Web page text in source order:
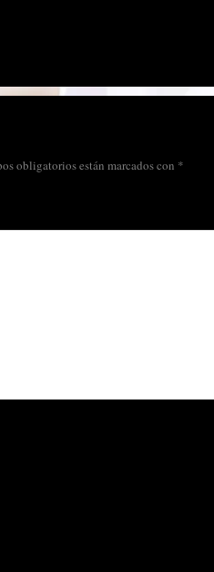
obligatorios están marcados con *